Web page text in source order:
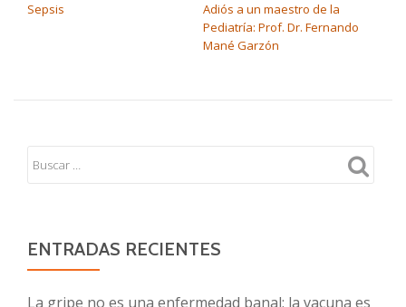
Sepsis
Adiós a un maestro de la
Pediatría: Prof. Dr. Fernando
Mané Garzón
ENTRADAS RECIENTES
La gripe no es una enfermedad banal; la vacuna es